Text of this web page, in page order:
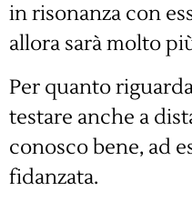
in risonanza con
allora sarà molto
Per quanto
testare anche a
conosco bene, ad
fidanzata.